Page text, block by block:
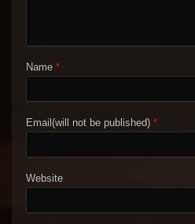
Name *
Email(will not be published) *
Website